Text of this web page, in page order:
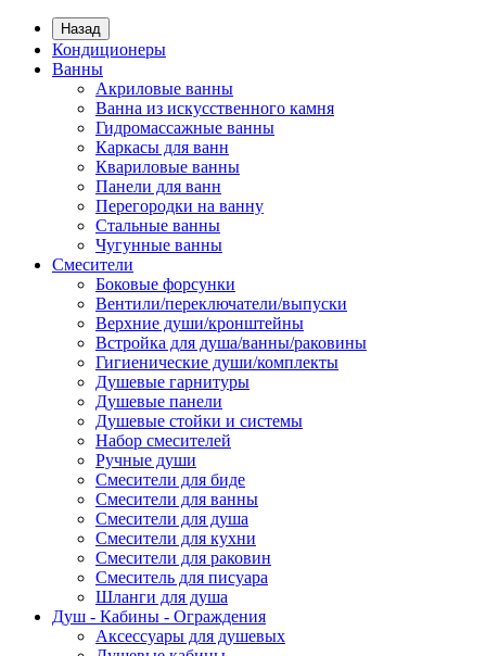
Назад
Кондиционеры
Ванны
Акриловые ванны
Ванна из искусственного камня
Гидромассажные ванны
Каркасы для ванн
Квариловые ванны
Панели для ванн
Перегородки на ванну
Стальные ванны
Чугунные ванны
Смесители
Боковые форсунки
Вентили/переключатели/выпуски
Верхние души/кронштейны
Встройка для душа/ванны/раковины
Гигиенические души/комплекты
Душевые гарнитуры
Душевые панели
Душевые стойки и системы
Набор смесителей
Ручные души
Смесители для биде
Смесители для ванны
Смесители для душа
Смесители для кухни
Смесители для раковин
Смеситель для писуара
Шланги для душа
Душ - Кабины - Ограждения
Аксессуары для душевых